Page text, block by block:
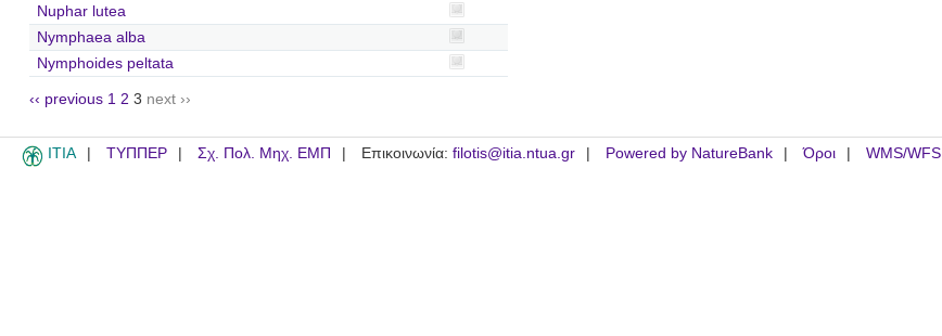
Nuphar lutea
Nymphaea alba
Nymphoides peltata
‹‹ previous 1 2 3 next ››
ITIA ΤΥΠΠΕΡ Σχ. Πολ. Μηχ. ΕΜΠ Επικοινωνία: filotis@itia.ntua.gr Powered by NatureBank Όροι WMS/WFS